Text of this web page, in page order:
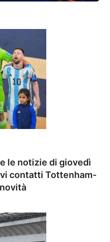
le notizie di giovedì
contatti Tottenham-